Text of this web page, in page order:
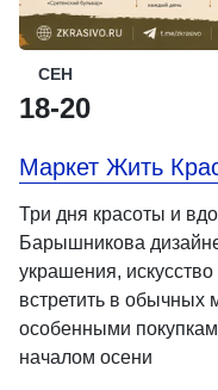
СЕН
18-20
Маркет Жить
Три дня красоты и
Барышникова
украшения,
встретить в обычных
особенными
началом осени